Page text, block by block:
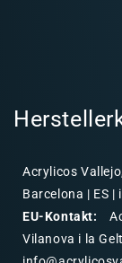
Acrylicos
Barcelona | ES
EU-Kontakt:
Vilanova i la